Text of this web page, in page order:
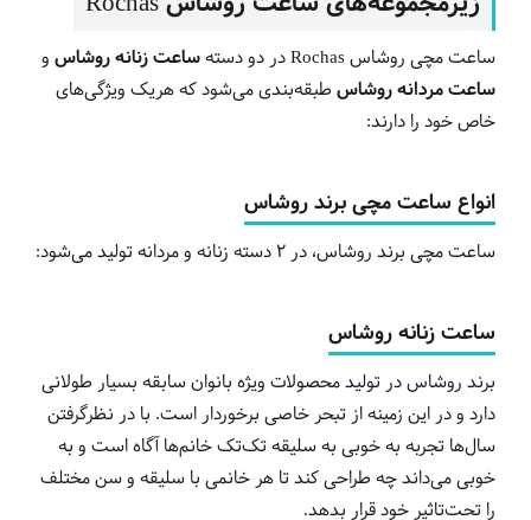
ساعت مچی روشاس Rochas در دو دسته ساعت زنانه روشاس و
ساعت مردانه روشاس طبقه‌بندی می‌شود که هریک ویژگی‌های
خاص خود را دارند:
انواع ساعت مچی برند روشاس
ساعت مچی برند روشاس، در 2 دسته زنانه و مردانه تولید می‌شود:
ساعت زنانه روشاس
برند روشاس در تولید محصولات ویژه بانوان سابقه بسیار طولانی
دارد و در این زمینه از تبحر خاصی برخوردار است. با در نظرگرفتن
سال‌ها تجربه به خوبی به سلیقه تک‌تک خانم‌ها آگاه است و به
خوبی می‌داند چه طراحی کند تا هر خانمی با سلیقه و سن مختلف
را تحت‌تاثیر خود قرار بدهد.